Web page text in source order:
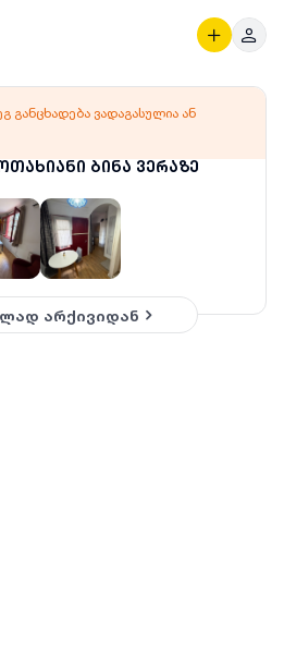
ბინა ვერაზე
განცხადება ვადაგასულია ან
არქივიდან